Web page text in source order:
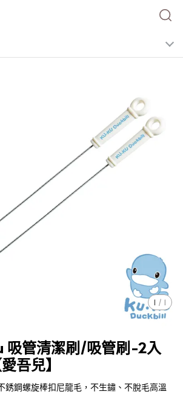
1 / 1
吸管清潔刷/吸管刷-2入
吾兒】
銹鋼螺旋棒扣尼龍毛，不生鏽、不脫毛高溫